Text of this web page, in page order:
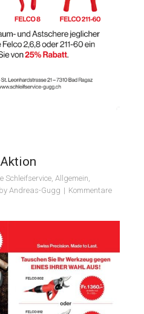
Schleifservice Allgemein
Andreas-Gugg
Kommentare